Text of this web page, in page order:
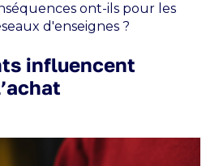
ont-ils pour les
d'enseignes ?
influencent